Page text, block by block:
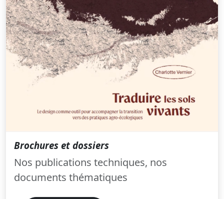
Brochures et dossiers
Nos publications techniques, nos
documents thématiques